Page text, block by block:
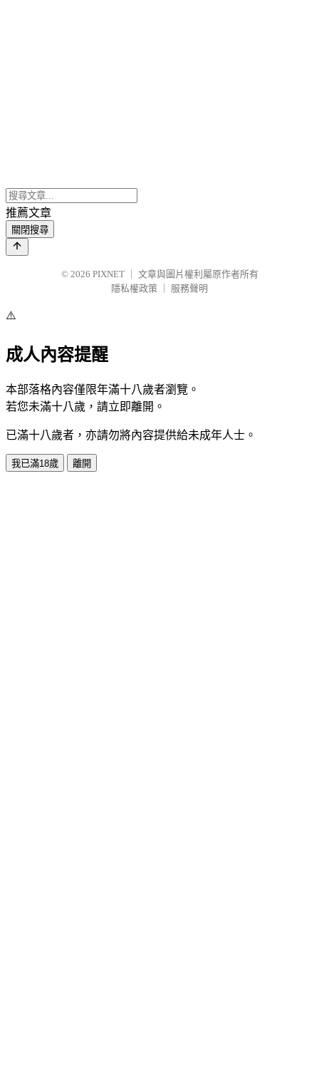
推薦文章
關閉搜尋
© 2026 PIXNET
文章與圖片權利屬原作者所有
隱私權政策
服務聲明
⚠️
成人內容提醒
本部落格內容僅限年滿十八歲者瀏覽。
若您未滿十八歲，請立即離開。
已滿十八歲者，亦請勿將內容提供給未成年人士。
我已滿18歲 離開